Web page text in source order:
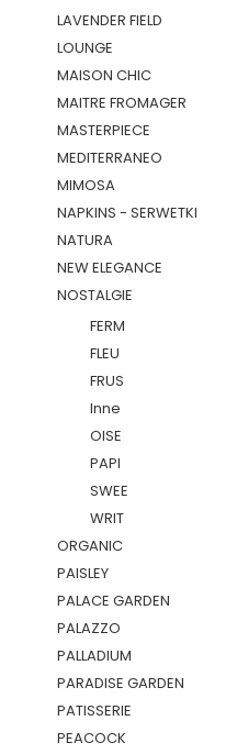
LAVENDER FIELD
LOUNGE
MAISON CHIC
MAITRE FROMAGER
MASTERPIECE
MEDITERRANEO
MIMOSA
NAPKINS - SERWETKI
NATURA
NEW ELEGANCE
NOSTALGIE
FERM
FLEU
FRUS
Inne
OISE
PAPI
SWEE
WRIT
ORGANIC
PAISLEY
PALACE GARDEN
PALAZZO
PALLADIUM
PARADISE GARDEN
PATISSERIE
PEACOCK